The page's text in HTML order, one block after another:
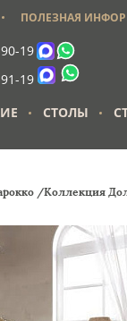
ПОЛЕЗНАЯ
19
19
СТОЛЫ
/Коллекция